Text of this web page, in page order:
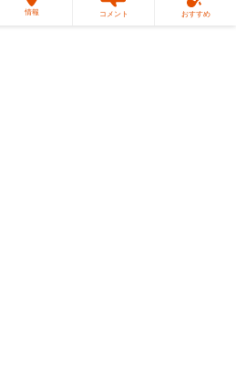
情報 コメント おすすめ